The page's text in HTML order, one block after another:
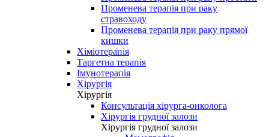
Променева терапія при раку
стравоходу
Променева терапія при раку прямої
кишки
Хіміотерапія
Таргетна терапія
Імунотерапія
Хірургія
Хірургія
Консультація хірурга-онколога
Хірургія грудної залози
Хірургія грудної залози